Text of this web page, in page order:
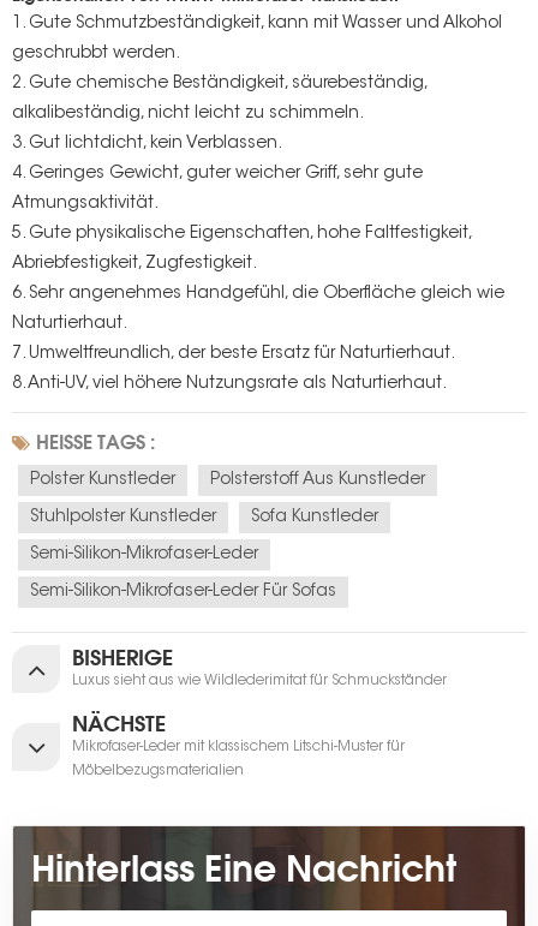
1. Gute Schmutzbeständigkeit, kann mit Wasser und Alkohol
geschrubbt werden.
2. Gute chemische Beständigkeit, säurebeständig,
alkalibeständig, nicht leicht zu schimmeln.
3. Gut lichtdicht, kein Verblassen.
4. Geringes Gewicht, guter weicher Griff, sehr gute
Atmungsaktivität.
5. Gute physikalische Eigenschaften, hohe Faltfestigkeit,
Abriebfestigkeit, Zugfestigkeit.
6. Sehr angenehmes Handgefühl, die Oberfläche gleich wie
Naturtierhaut.
7. Umweltfreundlich, der beste Ersatz für Naturtierhaut.
8. Anti-UV, viel höhere Nutzungsrate als Naturtierhaut.
HEISSE TAGS :
Polster Kunstleder Polsterstoff Aus Kunstleder
Stuhlpolster Kunstleder Sofa Kunstleder
Semi-Silikon-Mikrofaser-Leder
Semi-Silikon-Mikrofaser-Leder Für Sofas
BISHERIGE
Luxus sieht aus wie Wildlederimitat für Schmuckständer
NÄCHSTE
Mikrofaser-Leder mit klassischem Litschi-Muster für
Möbelbezugsmaterialien
Hinterlass Eine Nachricht